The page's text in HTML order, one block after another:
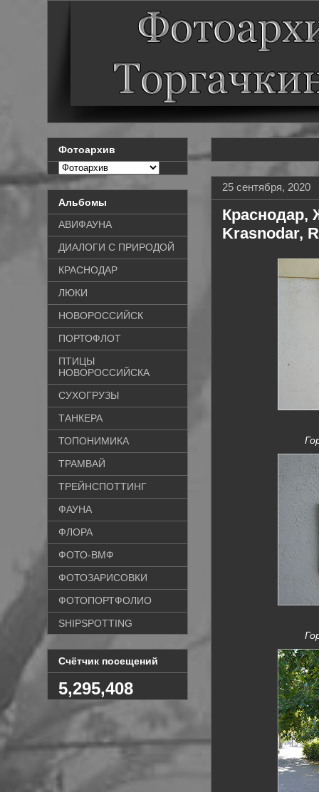
25 сентября, 2020
Краснодар,
Krasnodar,
Фотоархив
Альбомы
АВИФАУНА
ДИАЛОГИ С ПРИРОДОЙ
КРАСНОДАР
ЛЮКИ
НОВОРОССИЙСК
ПОРТОФЛОТ
ПТИЦЫ
НОВОРОССИЙСКА
СУХОГРУЗЫ
ТАНКЕРА
ТОПОНИМИКА
ТРАМВАЙ
ТРЕЙНСПОТТИНГ
ФАУНА
ФЛОРА
ФОТО-ВМФ
ФОТОЗАРИСОВКИ
ФОТОПОРТФОЛИО
SHIPSPOTTING
Счётчик посещений
5,295,408